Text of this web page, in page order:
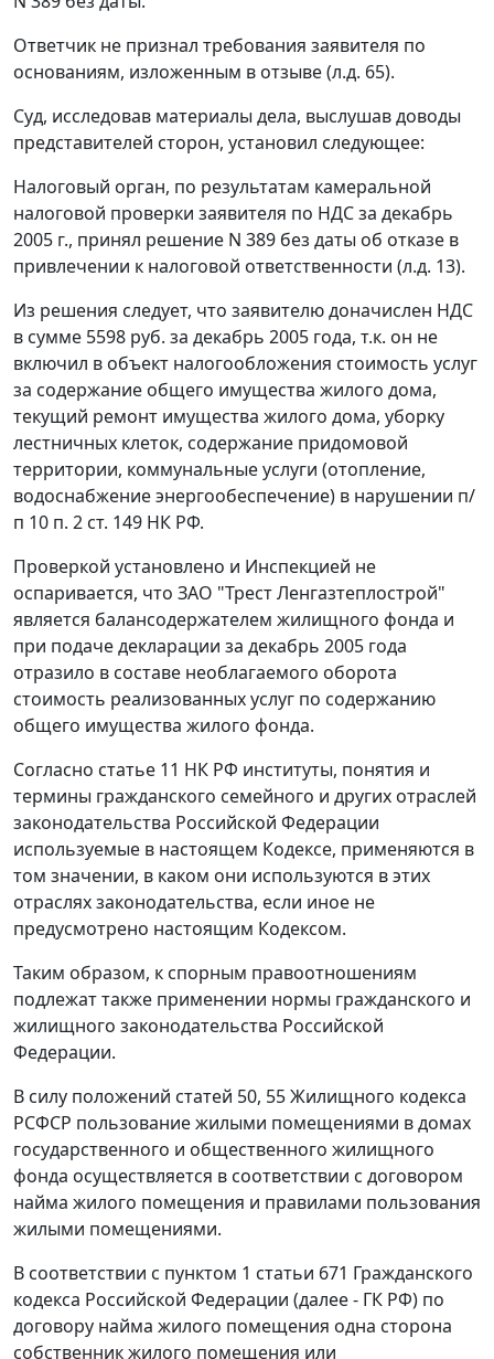
Ответчик не признал требования заявителя по
основаниям, изложенным в отзыве (л.д. 65).
Суд, исследовав материалы дела, выслушав доводы
представителей сторон, установил следующее:
Налоговый орган, по результатам камеральной
налоговой проверки заявителя по НДС за декабрь
2005 г., принял решение N 389 без даты об отказе в
привлечении к налоговой ответственности (л.д. 13).
Из решения следует, что заявителю доначислен НДС
в сумме 5598 руб. за декабрь 2005 года, т.к. он не
включил в объект налогообложения стоимость услуг
за содержание общего имущества жилого дома,
текущий ремонт имущества жилого дома, уборку
лестничных клеток, содержание придомовой
территории, коммунальные услуги (отопление,
водоснабжение энергообеспечение) в нарушении п/
п 10 п. 2 ст. 149 НК РФ.
Проверкой установлено и Инспекцией не
оспаривается, что ЗАО "Трест Ленгазтеплострой"
является балансодержателем жилищного фонда и
при подаче декларации за декабрь 2005 года
отразило в составе необлагаемого оборота
стоимость реализованных услуг по содержанию
общего имущества жилого фонда.
Согласно статье 11 НК РФ институты, понятия и
термины гражданского семейного и других отраслей
законодательства Российской Федерации
используемые в настоящем Кодексе, применяются в
том значении, в каком они используются в этих
отраслях законодательства, если иное не
предусмотрено настоящим Кодексом.
Таким образом, к спорным правоотношениям
подлежат также применении нормы гражданского и
жилищного законодательства Российской
Федерации.
В силу положений статей 50, 55Жилищного кодекса
РСФСР пользование жилыми помещениями в домах
государственного и общественного жилищного
фонда осуществляется в соответствии с договором
найма жилого помещения и правилами пользования
жилыми помещениями.
В соответствии с пунктом 1 статьи 671 Гражданского
кодекса Российской Федерации (далее - ГК РФ) по
договору найма жилого помещения одна сторона
собственник жилого помещения или